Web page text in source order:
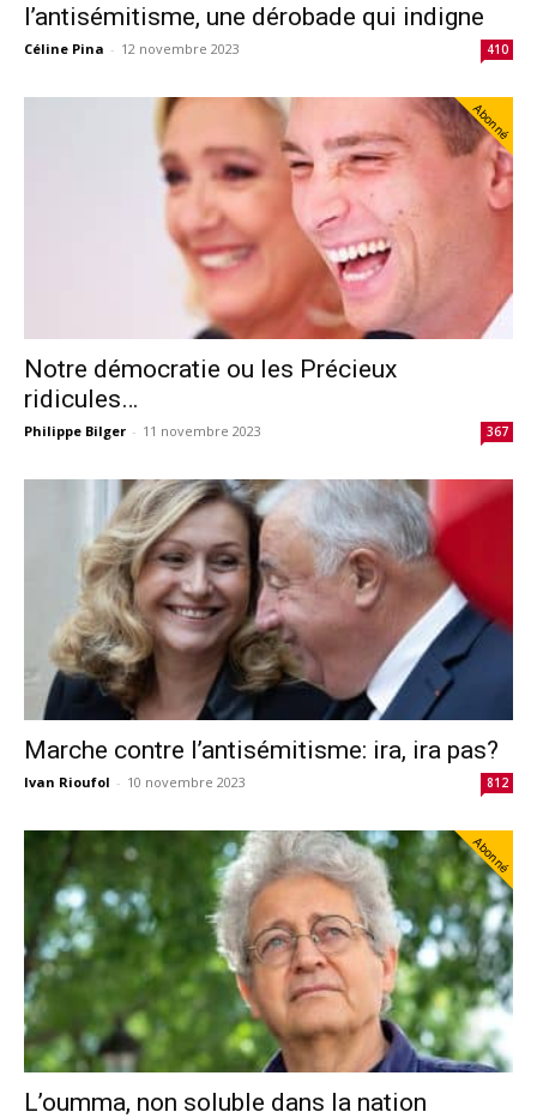
l’antisémitisme, une dérobade qui indigne
Céline Pina - 12 novembre 2023 410
Abonné
Notre démocratie ou les Précieux
ridicules…
Philippe Bilger - 11 novembre 2023 367
Marche contre l’antisémitisme: ira, ira pas?
Ivan Rioufol - 10 novembre 2023 812
Abonné
L’oumma, non soluble dans la nation